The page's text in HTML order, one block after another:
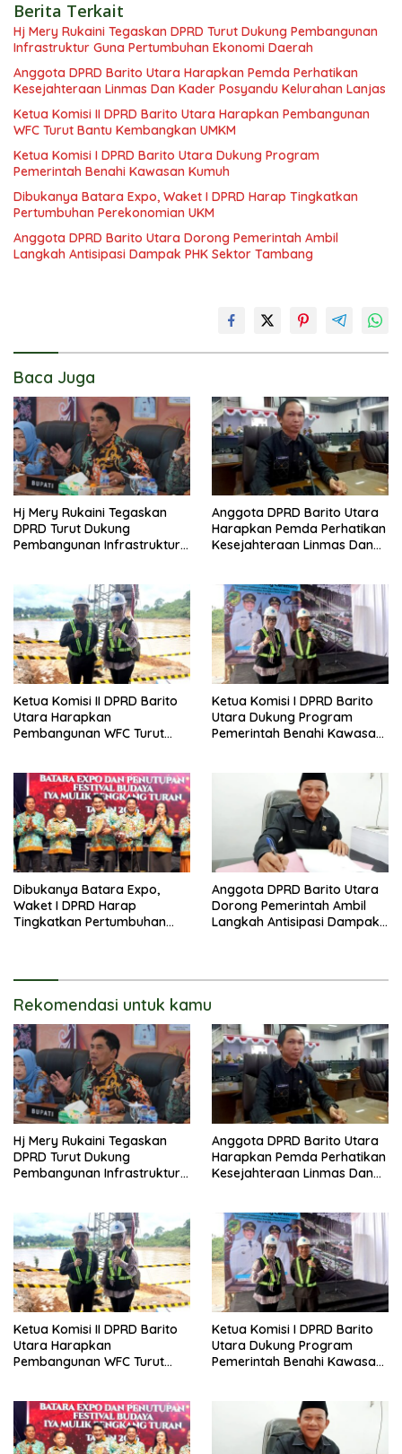
Berita Terkait
Hj Mery Rukaini Tegaskan DPRD Turut Dukung Pembangunan
Infrastruktur Guna Pertumbuhan Ekonomi Daerah
Anggota DPRD Barito Utara Harapkan Pemda Perhatikan
Kesejahteraan Linmas Dan Kader Posyandu Kelurahan Lanjas
Ketua Komisi II DPRD Barito Utara Harapkan Pembangunan
WFC Turut Bantu Kembangkan UMKM
Ketua Komisi I DPRD Barito Utara Dukung Program
Pemerintah Benahi Kawasan Kumuh
Dibukanya Batara Expo, Waket I DPRD Harap Tingkatkan
Pertumbuhan Perekonomian UKM
Anggota DPRD Barito Utara Dorong Pemerintah Ambil
Langkah Antisipasi Dampak PHK Sektor Tambang
Baca Juga
Hj Mery Rukaini Tegaskan
DPRD Turut Dukung
Pembangunan Infrastruktur
Anggota DPRD Barito Utara
Harapkan Pemda Perhatikan
Kesejahteraan Linmas Dan
Ketua Komisi II DPRD Barito
Utara Harapkan
Pembangunan WFC Turut
Ketua Komisi I DPRD Barito
Utara Dukung Program
Pemerintah Benahi Kawasan
Dibukanya Batara Expo,
Waket I DPRD Harap
Tingkatkan Pertumbuhan
Anggota DPRD Barito Utara
Dorong Pemerintah Ambil
Langkah Antisipasi Dampak
Rekomendasi untuk kamu
Hj Mery Rukaini Tegaskan
DPRD Turut Dukung
Pembangunan Infrastruktur
Anggota DPRD Barito Utara
Harapkan Pemda Perhatikan
Kesejahteraan Linmas Dan
Ketua Komisi II DPRD Barito
Utara Harapkan
Pembangunan WFC Turut
Ketua Komisi I DPRD Barito
Utara Dukung Program
Pemerintah Benahi Kawasan